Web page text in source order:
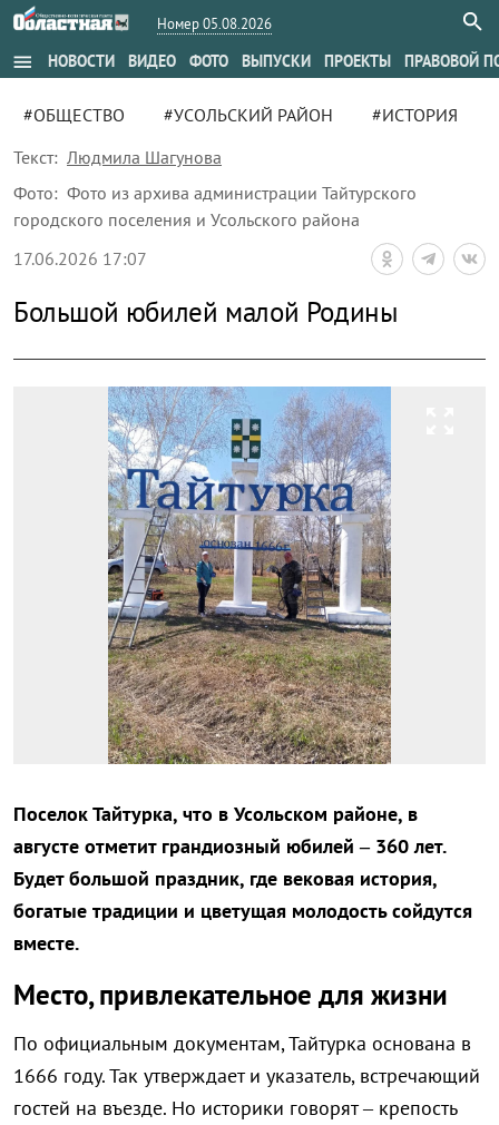
Номер 05.08.2026
menu НОВОСТИ ВИДЕО ФОТО ВЫПУСКИ ПРОЕКТЫ ПРАВОВОЙ
#ОБЩЕСТВО #УСОЛЬСКИЙ РАЙОН
#ИСТОРИЯ
Текст: Людмила Шагунова
Фото: Фото из архива администрации Тайтурского
городского поселения и Усольского района
17.06.2026 17:07
Большой юбилей малой Родины
Поселок Тайтурка, что в Усольском районе, в
августе отметит грандиозный юбилей – 360 лет.
Будет большой праздник, где вековая история,
богатые традиции и цветущая молодость сойдутся
вместе.
Место, привлекательное для жизни
По официальным документам, Тайтурка основана в
1666 году. Так утверждает и указатель, встречающий
гостей на въезде. Но историки говорят – крепость